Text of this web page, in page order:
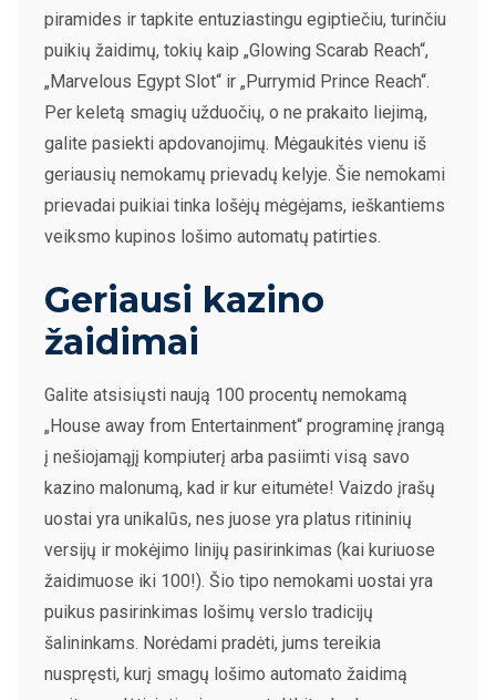
piramides ir tapkite entuziastingu egiptiečiu, turinčiu
puikių žaidimų, tokių kaip „Glowing Scarab Reach“,
„Marvelous Egypt Slot“ ir „Purrymid Prince Reach“.
Per keletą smagių užduočių, o ne prakaito liejimą,
galite pasiekti apdovanojimų. Mėgaukitės vienu iš
geriausių nemokamų prievadų kelyje. Šie nemokami
prievadai puikiai tinka lošėjų mėgėjams, ieškantiems
veiksmo kupinos lošimo automatų patirties.
Geriausi kazino
žaidimai
Galite atsisiųsti naują 100 procentų nemokamą
„House away from Entertainment“ programinę įrangą
į nešiojamąjį kompiuterį arba pasiimti visą savo
kazino malonumą, kad ir kur eitumėte! Vaizdo įrašų
uostai yra unikalūs, nes juose yra platus ritininių
versijų ir mokėjimo linijų pasirinkimas (kai kuriuose
žaidimuose iki 100!). Šio tipo nemokami uostai yra
puikus pasirinkimas lošimų verslo tradicijų
šalininkams. Norėdami pradėti, jums tereikia
nuspręsti, kurį smagų lošimo automato žaidimą